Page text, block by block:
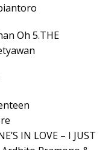
Oh 5.THE
IN LOVE – I JUST